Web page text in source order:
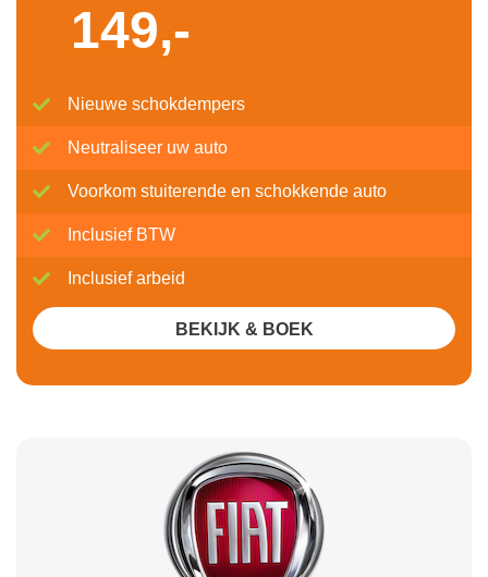
149,-
Nieuwe schokdempers
Neutraliseer uw auto
Voorkom stuiterende en schokkende auto
Inclusief BTW
Inclusief arbeid
BEKIJK & BOEK